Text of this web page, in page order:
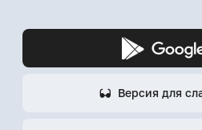
Версия для